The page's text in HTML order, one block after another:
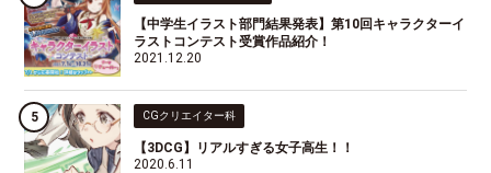
【中学生イラスト部門結果発表】第10回キャラクターイ
ラストコンテスト受賞作品紹介！
2021.12.20
CGクリエイター科
【3DCG】リアルすぎる女子高生！！
2020.6.11